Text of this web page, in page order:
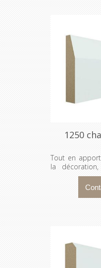
1250
Tout en
la
cadrages
entre les
d’une porte ou